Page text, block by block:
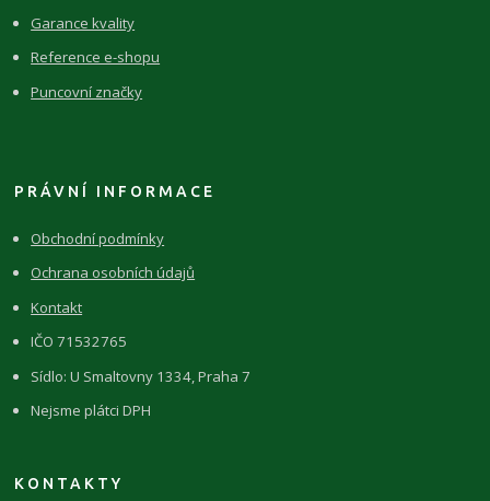
Garance kvality
Reference e-shopu
Puncovní značky
PRÁVNÍ INFORMACE
Obchodní podmínky
Ochrana osobních údajů
Kontakt
IČO 71532765
Sídlo: U Smaltovny 1334, Praha 7
Nejsme plátci DPH
KONTAKTY